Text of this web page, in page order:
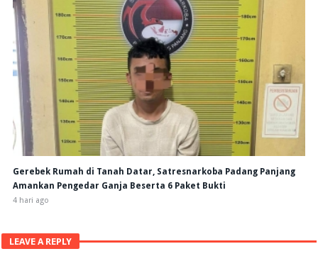
Gerebek Rumah di Tanah Datar, Satresnarkoba Padang Panjang
Amankan Pengedar Ganja Beserta 6 Paket Bukti
4 hari ago
LEAVE A REPLY